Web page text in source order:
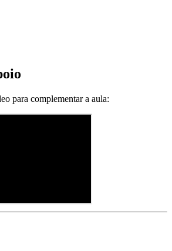
para complementar a aula: